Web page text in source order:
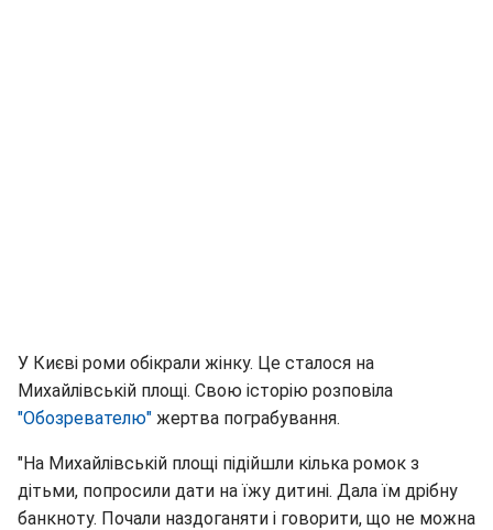
У Києві роми обікрали жінку. Це сталося на
Михайлівській площі. Свою історію розповіла
"Обозревателю" жертва пограбування.
"На Михайлівській площі підійшли кілька ромок з
дітьми, попросили дати на їжу дитині. Дала їм дрібну
банкноту. Почали наздоганяти і говорити, що не можна